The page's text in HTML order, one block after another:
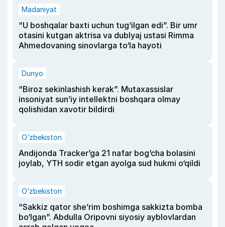
Madaniyat
“U boshqalar baxti uchun tug‘ilgan edi”. Bir umr
otasini kutgan aktrisa va dublyaj ustasi Rimma
Ahmedovaning sinovlarga to‘la hayoti
Dunyo
“Biroz sekinlashish kerak”. Mutaxassislar
insoniyat sun’iy intellektni boshqara olmay
qolishidan xavotir bildirdi
O‘zbekiston
Andijonda Tracker’ga 21 nafar bog‘cha bolasini
joylab, YTH sodir etgan ayolga sud hukmi o‘qildi
O‘zbekiston
“Sakkiz qator she’rim boshimga sakkizta bomba
bo‘lgan”. Abdulla Oripovni siyosiy ayblovlardan